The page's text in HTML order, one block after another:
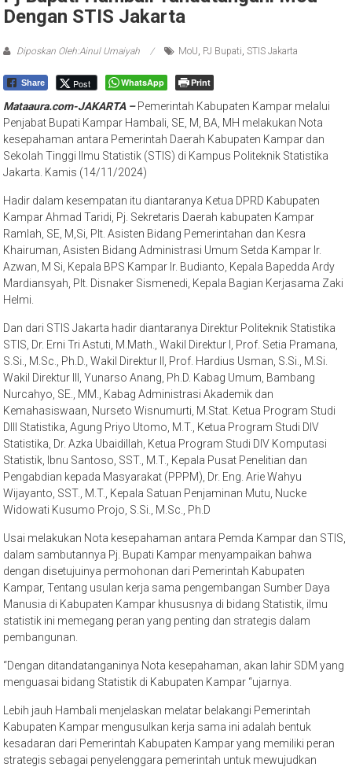
Dengan STIS Jakarta
Diposkan Oleh:Ainul Umaiyah MoU, PJ Bupati,STIS Jakarta
Share Post WhatsApp Print
Mataaura.com-JAKARTA – Pemerintah Kabupaten Kampar melalui
Penjabat Bupati Kampar Hambali, SE, M, BA, MH melakukan Nota
kesepahaman antara Pemerintah Daerah Kabupaten Kampar dan
Sekolah Tinggi Ilmu Statistik (STIS) di Kampus Politeknik Statistika
Jakarta. Kamis (14/11/2024)
Hadir dalam kesempatan itu diantaranya Ketua DPRD Kabupaten
Kampar Ahmad Taridi, Pj. Sekretaris Daerah kabupaten Kampar
Ramlah, SE, M,Si, Plt. Asisten Bidang Pemerintahan dan Kesra
Khairuman, Asisten Bidang Administrasi Umum Setda Kampar Ir.
Azwan, M Si, Kepala BPS Kampar Ir. Budianto, Kepala Bapedda Ardy
Mardiansyah, Plt. Disnaker Sismenedi, Kepala Bagian Kerjasama Zaki
Helmi.
Dan dari STIS Jakarta hadir diantaranya Direktur Politeknik Statistika
STIS, Dr. Erni Tri Astuti, M.Math., Wakil Direktur I, Prof. Setia Pramana,
S.Si., M.Sc., Ph.D., Wakil Direktur II, Prof. Hardius Usman, S.Si., M.Si.
Wakil Direktur III, Yunarso Anang, Ph.D. Kabag Umum, Bambang
Nurcahyo, SE., MM., Kabag Administrasi Akademik dan
Kemahasiswaan, Nurseto Wisnumurti, M.Stat. Ketua Program Studi
DIII Statistika, Agung Priyo Utomo, M.T., Ketua Program Studi DIV
Statistika, Dr. Azka Ubaidillah, Ketua Program Studi DIV Komputasi
Statistik, Ibnu Santoso, SST., M.T., Kepala Pusat Penelitian dan
Pengabdian kepada Masyarakat (PPPM), Dr. Eng. Arie Wahyu
Wijayanto, SST., M.T., Kepala Satuan Penjaminan Mutu, Nucke
Widowati Kusumo Projo, S.Si., M.Sc., Ph.D
Usai melakukan Nota kesepahaman antara Pemda Kampar dan STIS,
dalam sambutannya Pj. Bupati Kampar menyampaikan bahwa
dengan disetujuinya permohonan dari Pemerintah Kabupaten
Kampar, Tentang usulan kerja sama pengembangan Sumber Daya
Manusia di Kabupaten Kampar khususnya di bidang Statistik, ilmu
statistik ini memegang peran yang penting dan strategis dalam
pembangunan.
“Dengan ditandatanganinya Nota kesepahaman, akan lahir SDM yang
menguasai bidang Statistik di Kabupaten Kampar “ujarnya.
Lebih jauh Hambali menjelaskan melatar belakangi Pemerintah
Kabupaten Kampar mengusulkan kerja sama ini adalah bentuk
kesadaran dari Pemerintah Kabupaten Kampar yang memiliki peran
strategis sebagai penyelenggara pemerintah untuk mewujudkan